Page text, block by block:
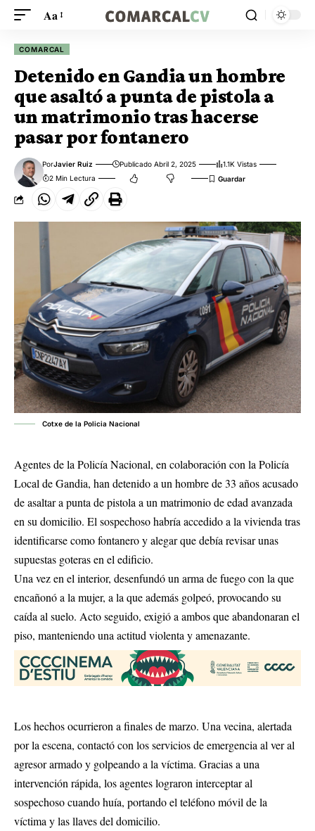
Aa
COMARCAL
Detenido en Gandia un hombre
que asaltó a punta de pistola a
un matrimonio tras hacerse
pasar por fontanero
PorJavier Ruiz Publicado Abril 2, 2025
1.1K Vistas
2 Min Lectura
Cotxe de la Policia Nacional
Agentes de la Policía Nacional, en colaboración con la Policía
Local de Gandia, han detenido a un hombre de 33 años acusado
de asaltar a punta de pistola a un matrimonio de edad avanzada
en su domicilio. El sospechoso habría accedido a la vivienda tras
identificarse como fontanero y alegar que debía revisar unas
supuestas goteras en el edificio.
Una vez en el interior, desenfundó un arma de fuego con la que
encañonó a la mujer, a la que además golpeó, provocando su
caída al suelo. Acto seguido, exigió a ambos que abandonaran el
piso, manteniendo una actitud violenta y amenazante.
Los hechos ocurrieron a finales de marzo. Una vecina, alertada
por la escena, contactó con los servicios de emergencia al ver al
agresor armado y golpeando a la víctima. Gracias a una
intervención rápida, los agentes lograron interceptar al
sospechoso cuando huía, portando el teléfono móvil de la
víctima y las llaves del domicilio.